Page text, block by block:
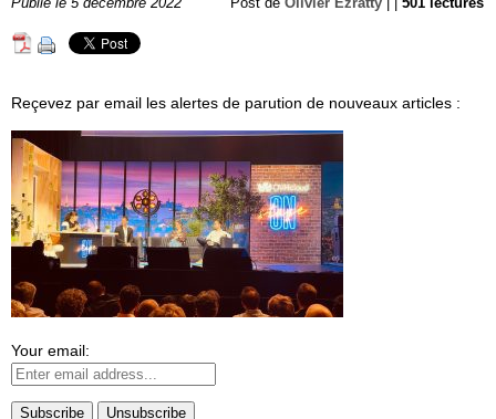
Publié le 5 décembre 2022 Post de Olivier Ezratty 501 lectures
Reçevez par email les alertes de parution de nouveaux articles :
Your email: